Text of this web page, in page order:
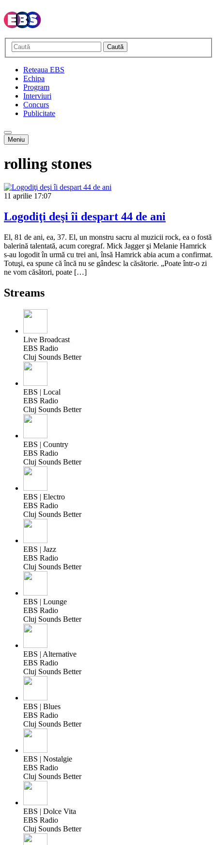
Caută
Reteaua EBS
Echipa
Program
Interviuri
Concurs
Publicitate
Meniu
rolling stones
11 aprilie 17:07
Logodiţi deşi îi despart 44 de ani
El, 81 de ani, ea, 37. El, un monstru sacru al muzicii rock, ea o fostă
balerină talentată, acum coregraf. Mick Jagger şi Melanie Hamrick
s-au logodit în urmă cu trei ani, însă Hamrick abia acum a confirmat.
Totuşi, ea spune că încă nu se gândesc la căsătorie. „Poate într-o zi
ne vom căsători, poate […]
Streams
Live Broadcast
EBS Radio
Cluj Sounds Better
EBS | Local
EBS Radio
Cluj Sounds Better
EBS | Country
EBS Radio
Cluj Sounds Better
EBS | Electro
EBS Radio
Cluj Sounds Better
EBS | Jazz
EBS Radio
Cluj Sounds Better
EBS | Lounge
EBS Radio
Cluj Sounds Better
EBS | Alternative
EBS Radio
Cluj Sounds Better
EBS | Blues
EBS Radio
Cluj Sounds Better
EBS | Nostalgie
EBS Radio
Cluj Sounds Better
EBS | Dolce Vita
EBS Radio
Cluj Sounds Better